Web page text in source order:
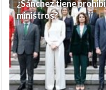
¿Sánchez tiene
ministros?